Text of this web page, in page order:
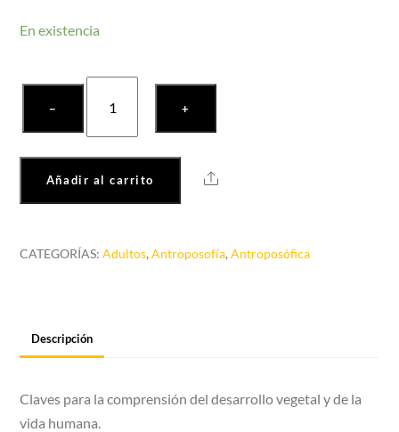
En existencia
−
Metamorfosis
cantidad
+
Añadir al carrito Share
CATEGORÍAS:Adultos,Antroposofía,Antroposófica
Descripción
Claves para la comprensión del desarrollo vegetal y de la
vida humana.